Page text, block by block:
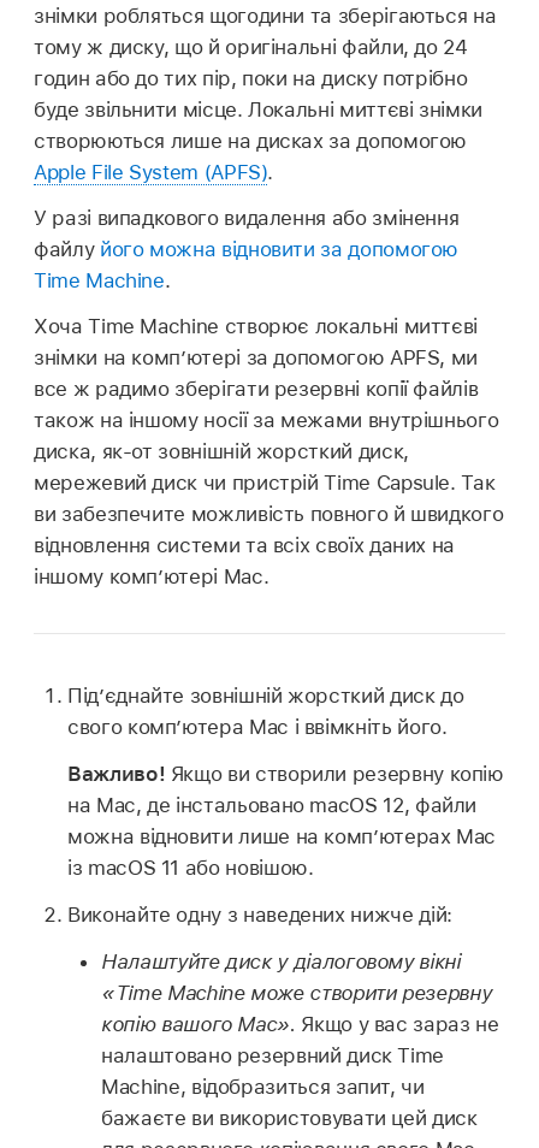
знімки робляться щогодини та зберігаються на
тому ж диску, що й оригінальні файли, до 24
годин або до тих пір, поки на диску потрібно
буде звільнити місце. Локальні миттєві знімки
створюються лише на дисках за допомогою
Apple File System (APFS).
У разі випадкового видалення або змінення
файлу його можна відновити за допомогою
Time Machine.
Хоча Time Machine створює локальні миттєві
знімки на комп’ютері за допомогою APFS, ми
все ж радимо зберігати резервні копії файлів
також на іншому носії за межами внутрішнього
диска, як-от зовнішній жорсткий диск,
мережевий диск чи пристрій Time Capsule. Так
ви забезпечите можливість повного й швидкого
відновлення системи та всіх своїх даних на
іншому комп’ютері Mac.
Під’єднайте зовнішній жорсткий диск до
свого комп’ютера Mac і ввімкніть його.
Важливо! Якщо ви створили резервну копію
на Mac, де інстальовано macOS 12, файли
можна відновити лише на комп’ютерах Mac
із macOS 11 або новішою.
Виконайте одну з наведених нижче дій:
Налаштуйте диск у діалоговому вікні
«Time Machine може створити резервну
копію вашого Mac». Якщо у вас зараз не
налаштовано резервний диск Time
Machine, відобразиться запит, чи
бажаєте ви використовувати цей диск